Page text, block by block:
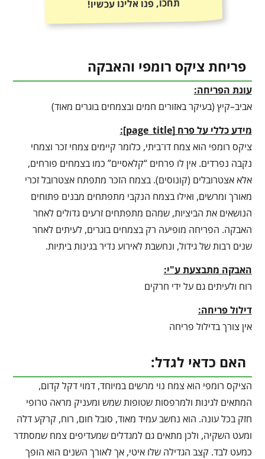
תחכו, פנו אלינו עכשיו!
פריחת ציקס רומפי והאבקה
עונת הפריחה:
אביב–קיץ (בעיקר באזורים חמים ובצמחים בוגרים מאוד)
מידע כללי על פרח[
page_title
]
:
ציקס רומפי הוא צמח דו־ביתי, כלומר קיימים צמחי זכר וצמחי
נקבה נפרדים. אין לו פרחים “קלאסיים” כמו בצמחים פורחים,
אלא אצטרובלים (קונוסים). בצמח הזכר מתפתח אצטרובל זכרי
מאורך ומרשים, ואילו בצמח הנקבי מתפתחים מבנים פתוחים
הנושאים את הביציות, שמהם מתפתחים זרעים גדולים לאחר
האבקה. הפריחה מופיעה רק בצמחים בוגרים, לעיתים לאחר
שנים רבות של גידול, ונחשבת לאירוע נדיר בגינות ביתיות.
האבקה מתבצעת ע"י:
רוח ולעיתים גם על ידי חרקים
דילול פריחה:
אין צורך בדילול פריחה
האם כדאי לגדל:
הציקס רומפי הוא צמח נוי מרשים במיוחד, דמוי דקל קדום,
המתאים לגינות ולמרפסות שטופות שמש ומעניק מראה טרופי
חזק בכל עונה. הוא נחשב עמיד מאוד, סובל חום, רוח, קרקע דלה
ומעט השקיה, ולכן מתאים גם למגדלים שמעדיפים צמח שמסתדר
כמעט לבד. קצב הגדילה שלו איטי, אך לאורך השנים הוא הופך